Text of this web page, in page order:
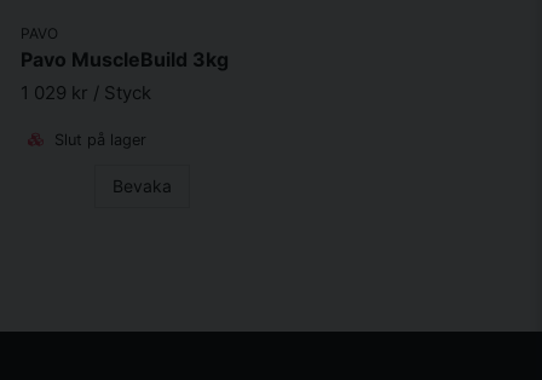
PAVO
Pavo MuscleBuild 3kg
1 029 kr / Styck
Slut på lager
Bevaka